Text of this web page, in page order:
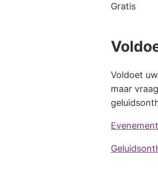
Gratis
Voldoet
maar